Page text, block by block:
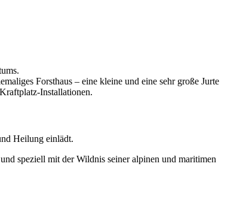
Forsthaus – eine kleine und eine sehr große Jurte
Installationen.
Heilung einlädt.
speziell mit der Wildnis seiner alpinen und maritimen